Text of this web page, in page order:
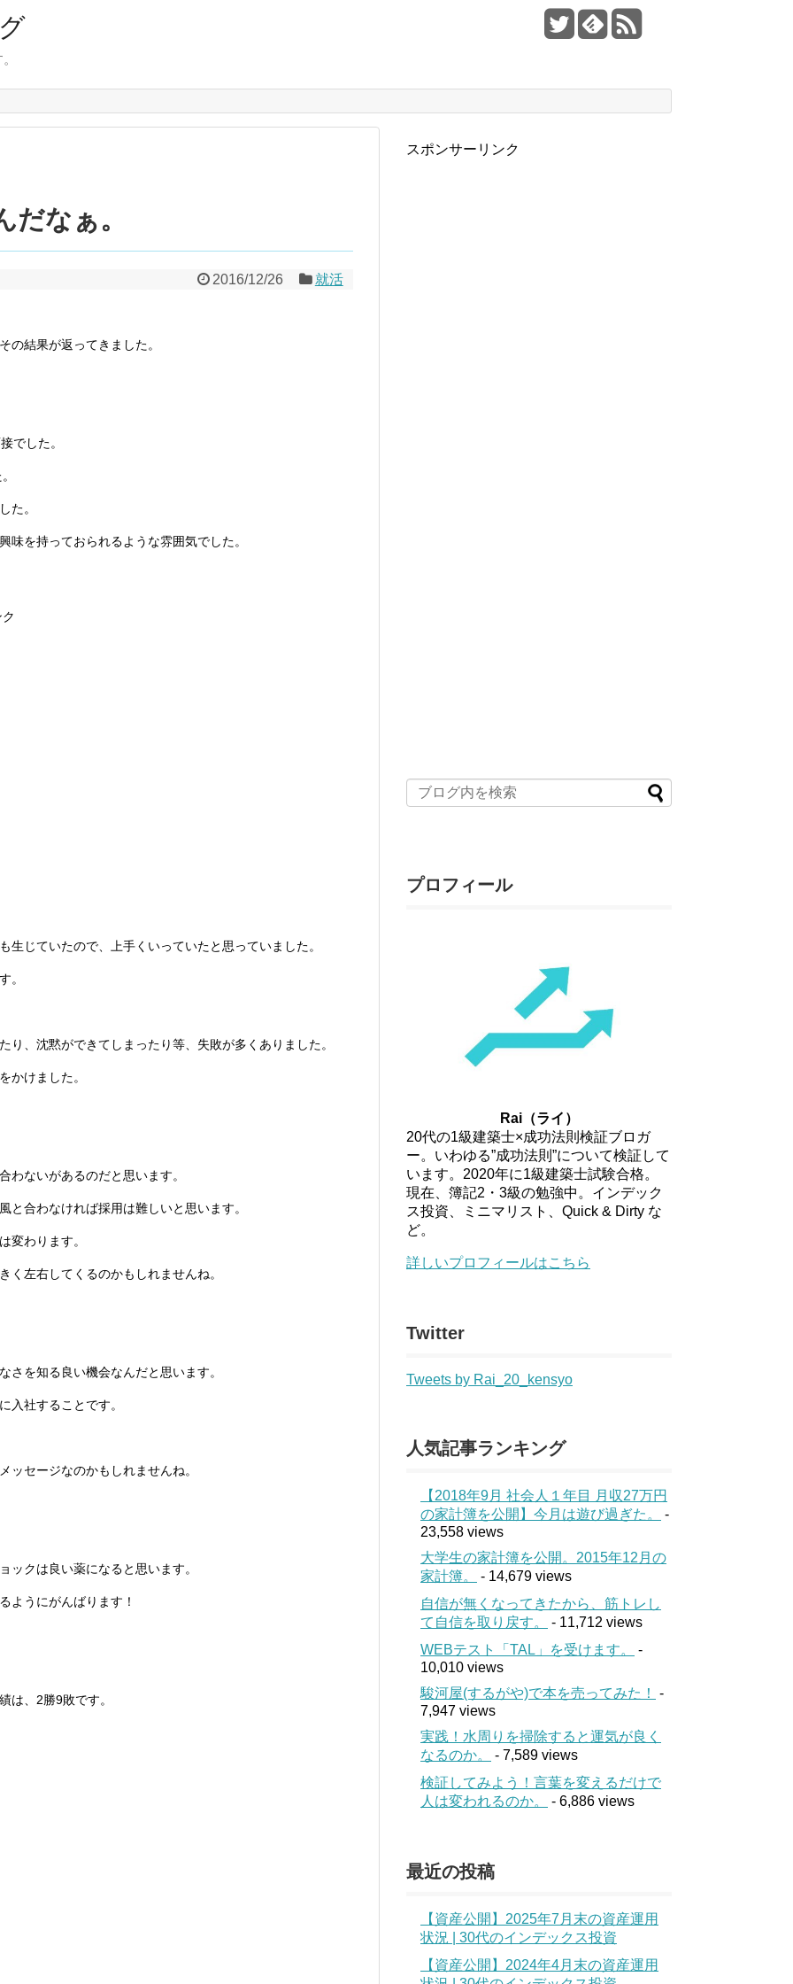
なぁ。
2016/12/26 就活
の結果が返ってきました。
でした。
た。
味を持っておられるような雰囲気でした。
じていたので、上手くいっていたと思っていました。
。
、沈黙ができてしまったり等、失敗が多くありました。
かけました。
わないがあるのだと思います。
と合わなければ採用は難しいと思います。
変わります。
く左右してくるのかもしれませんね。
さを知る良い機会なんだと思います。
入社することです。
ッセージなのかもしれませんね。
ックは良い薬になると思います。
ようにがんばります！
は、2勝9敗です。
スポンサーリンク
プロフィール
Rai（ライ）
20代の1級建築士×成功法則検証ブロガ
ー。いわゆる”成功法則”について検証して
います。2020年に1級建築士試験合格。
現在、簿記2・3級の勉強中。インデック
ス投資、ミニマリスト、Quick & Dirty な
ど。
詳しいプロフィールはこちら
Twitter
Tweets by Rai_20_kensyo
人気記事ランキング
【2018年9月 社会人１年目 月収27万円
の家計簿を公開】今月は遊び過ぎた。
-
23,558 views
大学生の家計簿を公開。2015年12月の
家計簿。
- 14,679 views
自信が無くなってきたから、筋トレし
て自信を取り戻す。
- 11,712 views
WEBテスト「TAL」を受けます。
-
10,010 views
駿河屋(するがや)で本を売ってみた！
-
7,947 views
実践！水周りを掃除すると運気が良く
なるのか。
- 7,589 views
検証してみよう！言葉を変えるだけで
人は変われるのか。
- 6,886 views
最近の投稿
【資産公開】2025年7月末の資産運用
状況 | 30代のインデックス投資
【資産公開】2024年4月末の資産運用